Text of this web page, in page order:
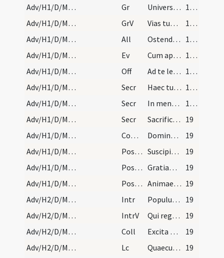
Adv/H1/D/M2/Mass Propers
Gr Universi qui te exspectant
18 (8r)
Adv/H1/D/M2/Mass Propers
GrV Vias tuas Domine notas fac
18 (8r)
Adv/H1/D/M2/Mass Propers
All Ostende nobis Domine
18 (8r)
Adv/H1/D/M2/Mass Propers
Ev Cum appropinquasset Iesus Hierosolymis et venisset (Mt)
18 (8r)
Adv/H1/D/M2/Mass Propers
Off Ad te levavi animam meam
18 (8r)
Adv/H1/D/M2/Mass Propers/1
Secr Haec tua mysteria nos quaesumus Domine sua virtute ab omnibus vitiis purificent, et aeternae redemptionis gratiam nobis obtineant.
18 (8r)
Adv/H1/D/M2/Mass Propers/2
Secr In mentibus nostris quaesumus Domine verae fidei sacramenta confirma ... pervenire laetitiam.
18 (8r)
Adv/H1/D/M2/Mass Propers/3
Secr Sacrificium tibi Domine celebrando placatus intede ... nomine reddat acceptos. 19
Adv/H1/D/M2/Mass Propers
Comm Dominus dabit benignitatem
19
Adv/H1/D/M2/Mass Propers/1
Postcomm Suscipiamus Domine misericordiam tuam in medio templi tui ... honoribus praecedamus.
19
Adv/H1/D/M2/Mass Propers/2
Postcomm Gratiam tuam quaesumus Domine mentibus nostris infunde ut qui angelo nuntiante ... gloriam perducamur.
19
Adv/H1/D/M2/Mass Propers/3
Postcomm Animae nostrae quaesumus omnipotens Deus hoc potiantur ... luminaria fulgeamus. 19
Adv/H2/D/M2/Mass Propers
Intr Populus Sion ecce Dominus veniet
19
Adv/H2/D/M2/Mass Propers
IntrV Qui regis Israel intende
19
Adv/H2/D/M2/Mass Propers
Coll Excita Domine corda nostra ad praeparandas ... servire mereamur.
19
Adv/H2/D/M2/Mass Propers
Lc Quaecumque scripta sunt ad nostram doctrinam scripta sunt (R) 19